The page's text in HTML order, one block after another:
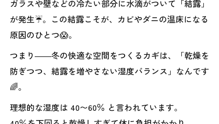
ガラスや壁などの冷たい部分に水滴がついて「結露」
が発生☔。この結露こそが、カビやダニの温床になる
原因のひとつ😱。
つまり――冬の快適な空間をつくるカギは、「乾燥を
防ぎつつ、結露を増やさない湿度バランス」なんです
🌈。
理想的な湿度は 40〜60％ と言われています。